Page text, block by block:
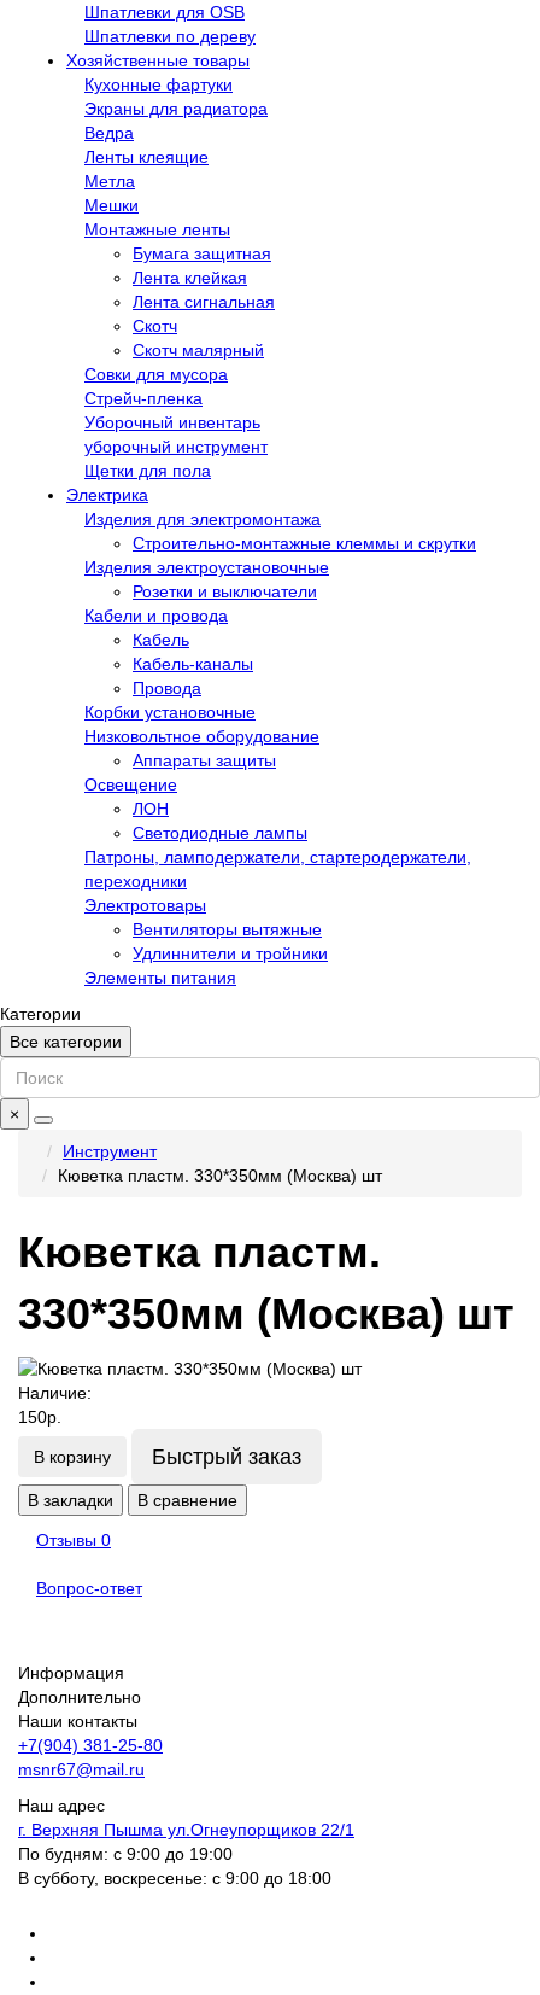
Шпатлевки для OSB
Шпатлевки по дереву
Хозяйственные товары
Кухонные фартуки
Экраны для радиатора
Ведра
Ленты клеящие
Метла
Мешки
Монтажные ленты
Бумага защитная
Лента клейкая
Лента сигнальная
Скотч
Скотч малярный
Совки для мусора
Стрейч-пленка
Уборочный инвентарь
уборочный инструмент
Щетки для пола
Электрика
Изделия для электромонтажа
Строительно-монтажные клеммы и скрутки
Изделия электроустановочные
Розетки и выключатели
Кабели и провода
Кабель
Кабель-каналы
Провода
Корбки установочные
Низковольтное оборудование
Аппараты защиты
Освещение
ЛОН
Светодиодные лампы
Патроны, ламподержатели, стартеродержатели,
переходники
Электротовары
Вентиляторы вытяжные
Удлиннители и тройники
Элементы питания
Категории
Все категории
×
Инструмент
Кюветка пластм. 330*350мм (Москва) шт
Кюветка пластм.
330*350мм (Москва) шт
Наличие:
150р.
В корзину Быстрый заказ
В закладки В сравнение
Отзывы 0
Вопрос-ответ
Информация
Дополнительно
Наши контакты
+7(904) 381-25-80
msnr67@mail.ru
Наш адрес
г. Верхняя Пышма ул.Огнеупорщиков 22/1
По будням: с 9:00 до 19:00
В субботу, воскресенье: с 9:00 до 18:00